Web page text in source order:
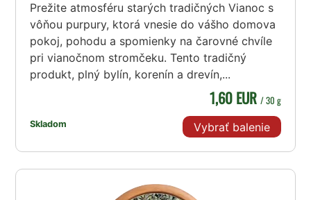
Prežite atmosféru starých tradičných Vianoc s
vôňou purpury, ktorá vnesie do vášho domova
pokoj, pohodu a spomienky na čarovné chvíle
pri vianočnom stromčeku. Tento tradičný
produkt, plný bylín, korenín a drevín,...
Skladom
1,60 EUR / 30 g
Vybrať balenie